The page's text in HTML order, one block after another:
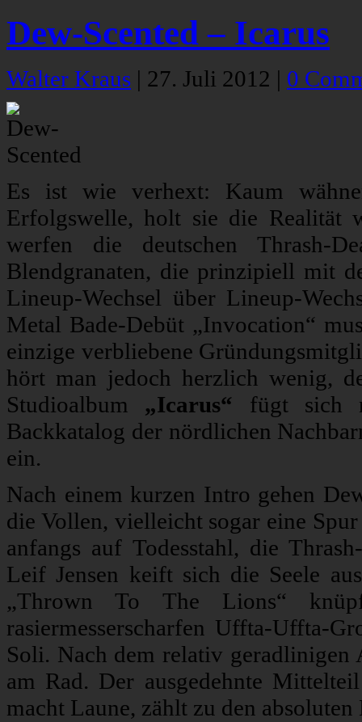
Dew-Scented – Icarus
Walter Kraus | 27. Juli 2012 | 0
Es ist wie verhext: Kaum
Erfolgswelle, holt sie die Realität
werfen die deutschen Thrash-
Blendgranaten, die prinzipiell mit
Lineup-Wechsel über Lineup-
Metal Bade-Debüt „Invocation“
einzige verbliebene
hört man jedoch herzlich wenig,
Studioalbum „Icarus“ fügt sich
Backkatalog der nördlichen
ein.
Nach einem kurzen Intro gehen
die Vollen, vielleicht sogar eine
anfangs auf Todesstahl, die
Leif Jensen keift sich die Seele
„Thrown To The Lions“
rasiermesserscharfen Uffta-Uffta-
Soli. Nach dem relativ
am Rad. Der ausgedehnte
macht Laune, zählt zu den